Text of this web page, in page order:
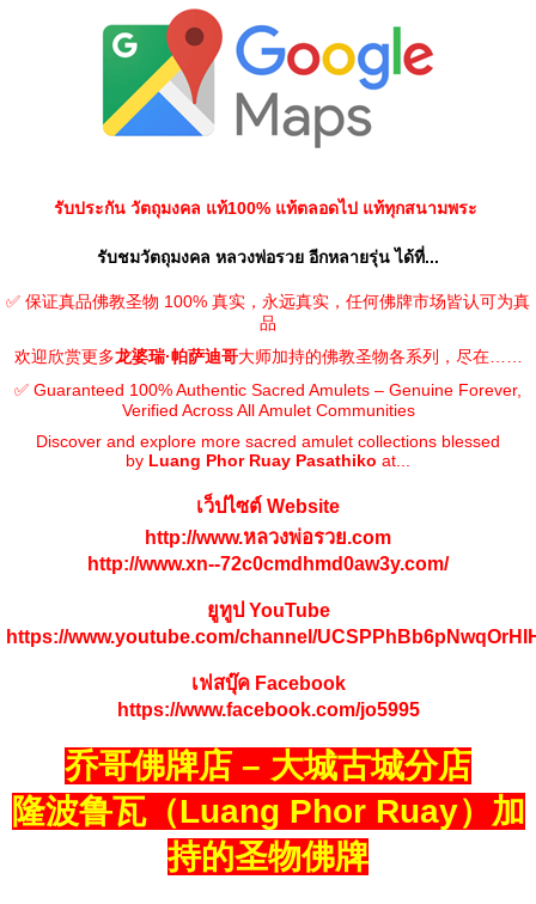
รับประกัน วัตถุมงคล แท้100% แท้ตลอดไป แท้ทุกสนามพระ
รับชมวัตถุมงคล หลวงพ่อรวย อีกหลายรุ่น ได้ที่...
✅ 保证真品佛教圣物 100% 真实，永远真实，任何佛牌市场皆认可为真
品
欢迎欣赏更多龙婆瑞·帕萨迪哥大师加持的佛教圣物各系列，尽在……
✅ Guaranteed 100% Authentic Sacred Amulets – Genuine Forever,
Verified Across All Amulet Communities
Discover and explore more sacred amulet collections blessed
by Luang Phor Ruay Pasathiko at...
เว็ปไซต์ Website
http://www.หลวงพ่อรวย.com
http://www.xn--72c0cmdhmd0aw3y.com/
ยูทูป YouTube
https://www.youtube.com/channel/
เฟสบุ๊ค Facebook
https://www.facebook.com/jo5995
乔哥佛牌店 – 大城古城分店
隆波鲁瓦（Luang Phor Ruay）加
持的圣物佛牌